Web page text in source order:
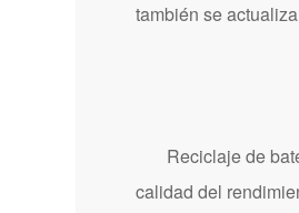
también se
Reciclaje de
calidad del